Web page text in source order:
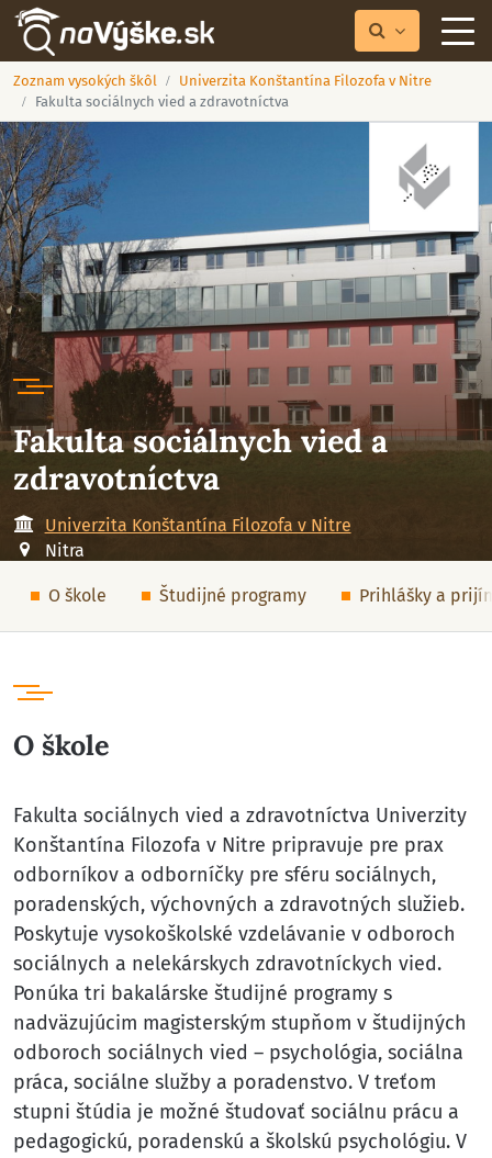
Zoznam vysokých škôl
Univerzita Konštantína Filozofa v Nitre
Fakulta sociálnych vied a zdravotníctva
Fakulta sociálnych vied a
zdravotníctva
Univerzita Konštantína Filozofa v Nitre
Nitra
O škole Študijné programy Prihlášky a
O škole
Fakulta sociálnych vied a zdravotníctva Univerzity
Konštantína Filozofa v Nitre pripravuje pre prax
odborníkov a odborníčky pre sféru sociálnych,
poradenských, výchovných a zdravotných služieb.
Poskytuje vysokoškolské vzdelávanie v odboroch
sociálnych a nelekárskych zdravotníckych vied.
Ponúka tri bakalárske študijné programy s
nadväzujúcim magisterským stupňom v študijných
odboroch sociálnych vied – psychológia, sociálna
práca, sociálne služby a poradenstvo. V treťom
stupni štúdia je možné študovať sociálnu prácu a
pedagogickú, poradenskú a školskú psychológiu. V